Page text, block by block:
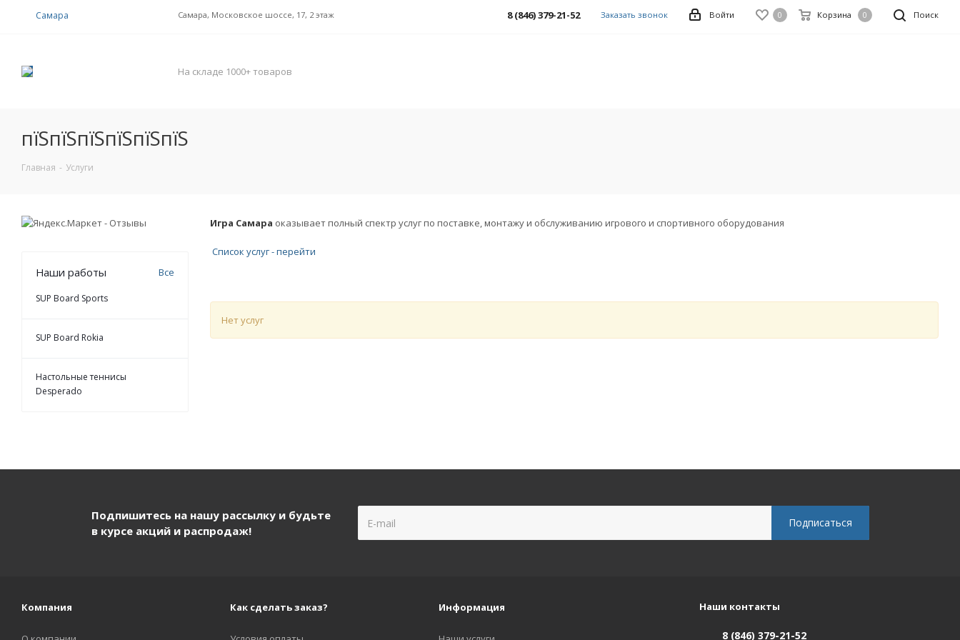
Самара Самара, Московское шоссе, 17, 2 этаж Поиск
0 Корзина 0
Войти
8 (846) 379-21-52 Заказать звонок
На складе 1000+ товаров
пїЅпїЅпїЅпїЅпїЅпїЅ
Главная - Услуги
Игра Самара оказывает полный спектр услуг по поставке, монтажу и обслуживанию игрового и спортивного оборудования
Список услуг - перейти
Нет услуг
Наши работы Все
SUP Board Sports
SUP Board Rokia
Настольные теннисы
Desperado
Подпишитесь на нашу рассылку и будьте
в курсе акций и распродаж!
Компания Как сделать заказ? Информация Наши контакты
8 (846) 379-21-52